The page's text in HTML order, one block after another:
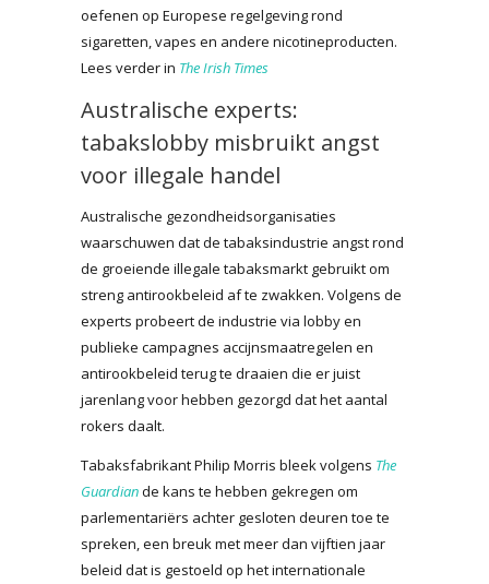
oefenen op Europese regelgeving rond
sigaretten, vapes en andere nicotineproducten.
Lees verder in The Irish Times
Australische experts:
tabakslobby misbruikt angst
voor illegale handel
Australische gezondheidsorganisaties
waarschuwen dat de tabaksindustrie angst rond
de groeiende illegale tabaksmarkt gebruikt om
streng antirookbeleid af te zwakken. Volgens de
experts probeert de industrie via lobby en
publieke campagnes accijnsmaatregelen en
antirookbeleid terug te draaien die er juist
jarenlang voor hebben gezorgd dat het aantal
rokers daalt.
Tabaksfabrikant Philip Morris bleek volgens The
Guardiande kans te hebben gekregen om
parlementariërs achter gesloten deuren toe te
spreken, een breuk met meer dan vijftien jaar
beleid dat is gestoeld op het internationale